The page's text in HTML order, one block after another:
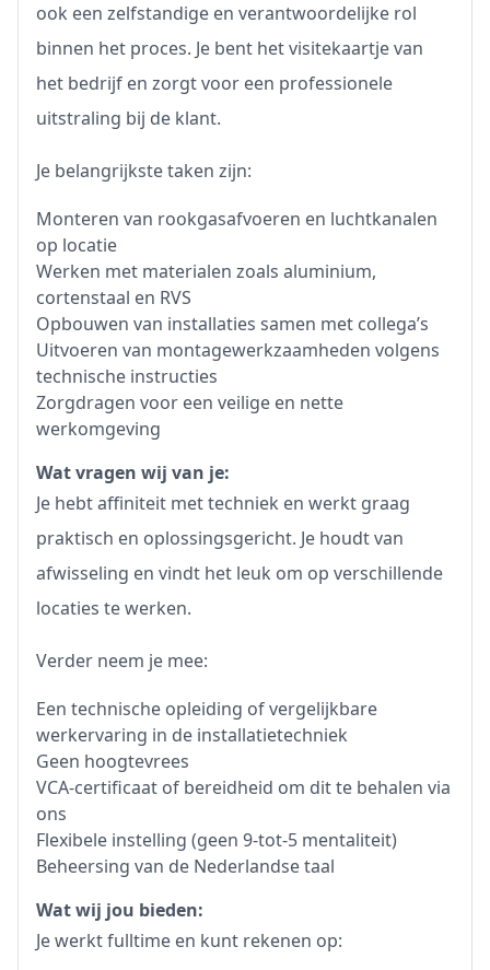
ook een zelfstandige en verantwoordelijke rol
binnen het proces. Je bent het visitekaartje van
het bedrijf en zorgt voor een professionele
uitstraling bij de klant.
Je belangrijkste taken zijn:
Monteren van rookgasafvoeren en luchtkanalen
op locatie
Werken met materialen zoals aluminium,
cortenstaal en RVS
Opbouwen van installaties samen met collega’s
Uitvoeren van montagewerkzaamheden volgens
technische instructies
Zorgdragen voor een veilige en nette
werkomgeving
Wat vragen wij van je:
Je hebt affiniteit met techniek en werkt graag
praktisch en oplossingsgericht. Je houdt van
afwisseling en vindt het leuk om op verschillende
locaties te werken.
Verder neem je mee:
Een technische opleiding of vergelijkbare
werkervaring in de installatietechniek
Geen hoogtevrees
VCA-certificaat of bereidheid om dit te behalen via
ons
Flexibele instelling (geen 9-tot-5 mentaliteit)
Beheersing van de Nederlandse taal
Wat wij jou bieden:
Je werkt fulltime en kunt rekenen op: